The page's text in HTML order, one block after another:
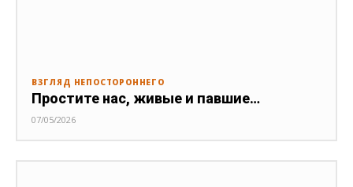
ВЗГЛЯД НЕПОСТОРОННЕГО
Простите нас, живые и павшие…
07/05/2026